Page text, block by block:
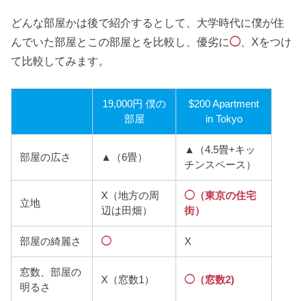
どんな部屋かは後で紹介するとして、大学時代に僕が住
んでいた部屋とこの部屋とを比較し、優劣に◯、Xをつけ
て比較してみます。
19,000円 僕の
部屋
$200 Apartment
in Tokyo
部屋の広さ ▲（6畳）
▲（4.5畳+キッ
チンスペース）
立地
X（地方の周
辺は田畑）
◯（東京の住宅
街）
部屋の綺麗さ ◯ X
窓数、部屋の
明るさ
X（窓数1） ◯（窓数2)